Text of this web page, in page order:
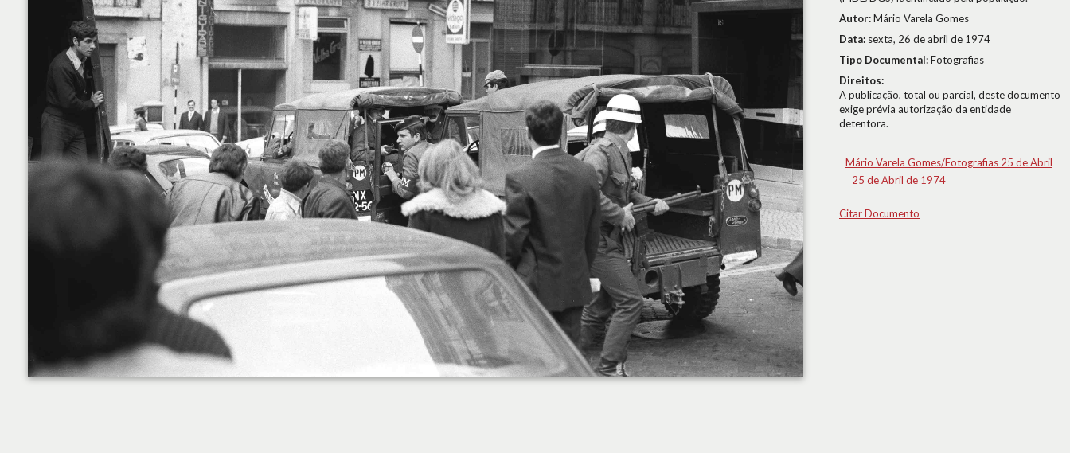
Autor:Mário Varela Gomes
Data: sexta, 26 de abril de 1974
Tipo Documental:Fotografias
Direitos:
A publicação, total ou parcial, deste documento
exige prévia autorização da entidade
detentora.
Mário Varela Gomes/Fotografias 25 de Abril
25 de Abril de 1974
Citar Documento